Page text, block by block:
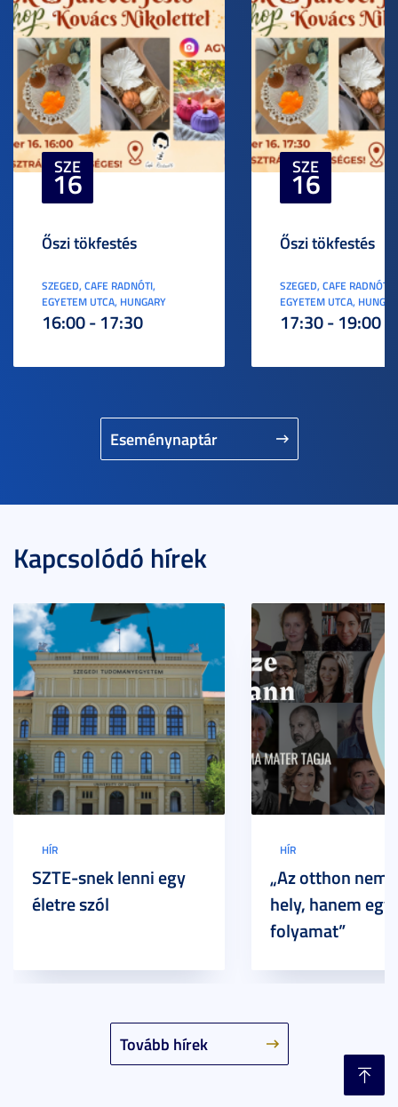
Eseménynaptár
SZE
16
Őszi tökfestés
SZEGED, CAFE RADNÓTI,
EGYETEM UTCA, HUNGARY
16:00 - 17:30
SZE
16
Őszi tökfestés
SZEGED, CAFE RADNÓTI,
EGYETEM UTCA,
17:30 - 19:00
Kapcsolódó hírek
Tovább hírek
HÍR
SZTE-snek lenni egy
életre szól
HÍR
„Az otthon nem
hely, hanem egy
folyamat”